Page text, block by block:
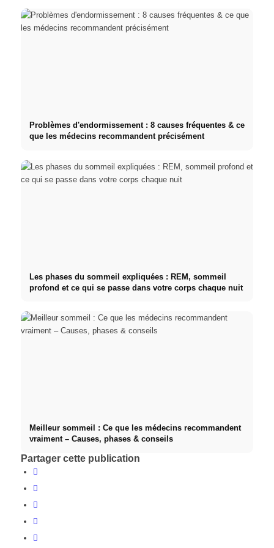
Problèmes d'endormissement : 8 causes fréquentes & ce
que les médecins recommandent précisément
Les phases du sommeil expliquées : REM, sommeil
profond et ce qui se passe dans votre corps chaque nuit
Meilleur sommeil : Ce que les médecins recommandent
vraiment – Causes, phases & conseils
Partager cette publication